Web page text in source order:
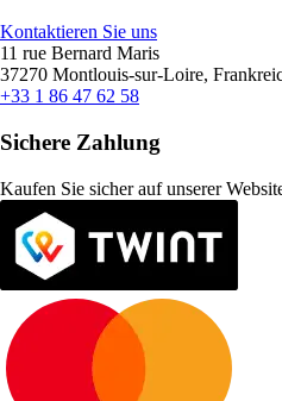
Kontaktieren Sie uns
11 rue Bernard Maris
37270 Montlouis-sur-Loire,
+33 1 86 47 62 58
Sichere Zahlung
Kaufen Sie sicher auf unserer